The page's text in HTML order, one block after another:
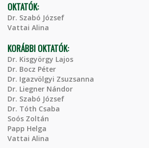
OKTATÓK:
Dr. Szabó József
Vattai Alina
KORÁBBI OKTATÓK:
Dr. Kisgyörgy Lajos
Dr. Bocz Péter
Dr. Igazvölgyi Zsuzsanna
Dr. Liegner Nándor
Dr. Szabó József
Dr. Tóth Csaba
Soós Zoltán
Papp Helga
Vattai Alina